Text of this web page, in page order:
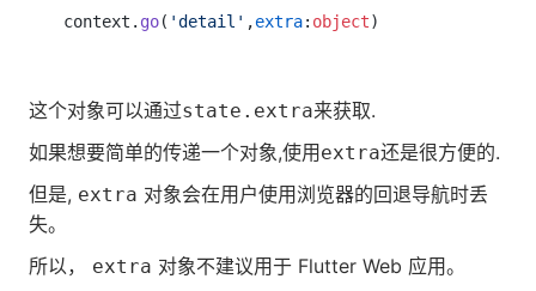
context. go( 'detail' ,extra: object
这个对象可以通过state.extra来获取.
如果想要简单的传递一个对象,使用extra还是很方便的.
但是, extra 对象会在用户使用浏览器的回退导航时丢
失。
所以， extra 对象不建议用于 Flutter Web 应用。